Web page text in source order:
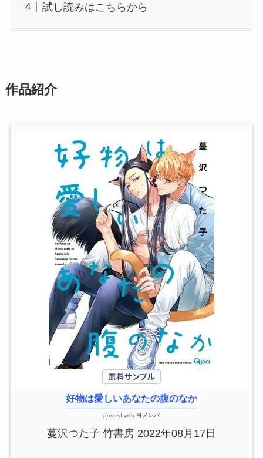
試し読みはこちらから
作品紹介
好物は愛しいあなたの腹のなか
posted with ヨメレバ
蔓沢つた子 竹書房 2022年08月17日